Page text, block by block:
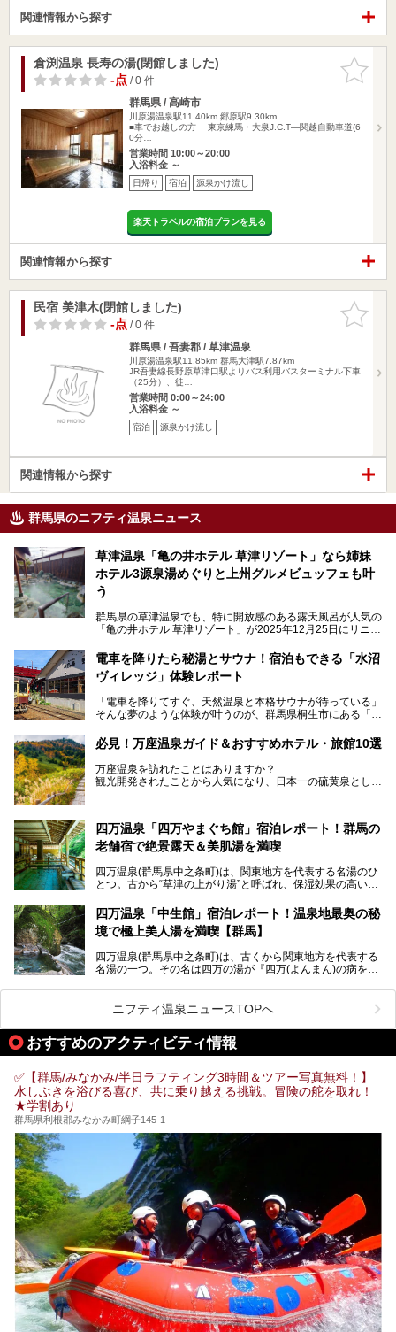
関連情報から探す
お気に入
りに追加
倉渕温泉 長寿の湯(閉館しました)
-点/ 0 件
群馬県 / 高崎市
川原湯温泉駅11.40km 郷原駅9.30km
■車でお越しの方 東京練馬・大泉J.C.T―関越自動車道(6
0分…
営業時間 10:00～20:00
入浴料金 ～
日帰り 宿泊 源泉かけ流し
楽天トラベルの宿泊プランを見る
関連情報から探す
お気に入
りに追加
民宿 美津木(閉館しました)
-点/ 0 件
群馬県 / 吾妻郡 / 草津温泉
川原湯温泉駅11.85km 群馬大津駅7.87km
JR吾妻線長野原草津口駅よりバス利用バスターミナル下車
（25分）、徒…
営業時間 0:00～24:00
入浴料金 ～
宿泊 源泉かけ流し
関連情報から探す
群馬県のニフティ温泉ニュース
草津温泉「亀の井ホテル 草津リゾート」なら姉妹
ホテル3源泉湯めぐりと上州グルメビュッフェも叶
う
群馬県の草津温泉でも、特に開放感のある露天風呂が人気の
「亀の井ホテル 草津リゾート」が2025年12月25日にリニュ
ロビーや客室が綺麗になって、上州グルメにこだわったビュ
ッフェも人気！アクセスはシャトルバスで楽々、さらに草津
温泉にある姉妹ホテルの「草津温泉 大東舘」「亀の井ホテ
今回はそんな「亀の井ホテル 草津リゾート」を徹底レポー
───
提供元：アイコニア・ホスピタリティ株式会社【PR】
この記事は亀の井ホテル 草津リゾートのPR記事です。
電車を降りたら秘湯とサウナ！宿泊もできる「水沼
ヴィレッジ」体験レポート
「電車を降りてすぐ、天然温泉と本格サウナが待っている」
そんな夢のような体験が叶うのが、群馬県桐生市にある「駅
日帰り温泉の「水沼の湯」と宿泊もできる「サウナの森」、
２つのエリアがあります。
今回は、その中でも特にユニークな駅直結の「水沼の湯」の
魅力に焦点を当て、温泉好き、サウナー、そして電車旅好き
必見！万座温泉ガイド＆おすすめホテル・旅館10選
万座温泉を訪れたことはありますか？
観光開発されたことから人気になり、日本一の硫黄泉として
も多いかもしれません。
そこで筆者である私が実際に行ってみました！万座温泉の楽
しみ方や周辺の観光地を解説します。
また、日帰り入浴できる温泉から混浴可能な温泉まで、おす
すめの入浴施設もご紹介します！
四万温泉「四万やまぐち館」宿泊レポート！群馬の
老舗宿で絶景露天＆美肌湯を満喫
四万温泉(群馬県中之条町)は、関東地方を代表する名湯のひ
とつ。古から“草津の上がり湯”と呼ばれ、保湿効果の高い美
「四万やまぐち館」は、この地を代表する旅館の一つ。日帰
り入浴も可能ですが、やはり宿泊してじっくり楽しむのがベ
肌湯をはじめ、館内の魅力をたっぷりとご紹介します！
四万温泉「中生館」宿泊レポート！温泉地最奥の秘
境で極上美人湯を満喫【群馬】
四万温泉(群馬県中之条町)は、古くから関東地方を代表する
名湯の一つ。その名は四万の湯が『四万(よんまん)の病を癒
観光客で賑わう人気温泉地です。
「中生館」は四万温泉最奥に位置し、秘境感漂う老舗宿。泉
質の良さ(特に美人湯効果)に定評があり、知る人ぞ知る穴場
的存在です。今回は筆者自ら宿泊し、自慢の温泉をはじめ食
事・客室・共有スペースなど、宿の全貌を徹底紹介します。
ニフティ温泉ニュースTOPへ
おすすめのアクティビティ情報
✅【群馬/みなかみ/半日ラフティング3時間＆ツアー写真無料！】
水しぶきを浴びる喜び、共に乗り越える挑戦。冒険の舵を取れ！
★学割あり
群馬県利根郡みなかみ町綱子145-1